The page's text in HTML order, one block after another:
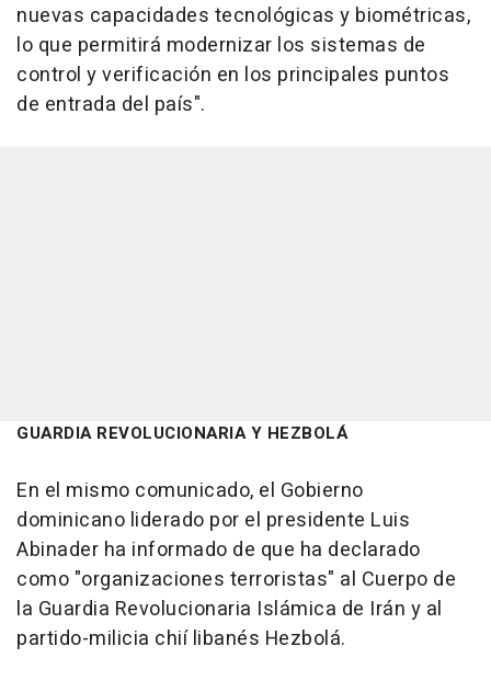
nuevas capacidades tecnológicas y biométricas,
lo que permitirá modernizar los sistemas de
control y verificación en los principales puntos
de entrada del país".
GUARDIA REVOLUCIONARIA Y HEZBOLÁ
En el mismo comunicado, el Gobierno
dominicano liderado por el presidente Luis
Abinader ha informado de que ha declarado
como "organizaciones terroristas" al Cuerpo de
la Guardia Revolucionaria Islámica de Irán y al
partido-milicia chií libanés Hezbolá.